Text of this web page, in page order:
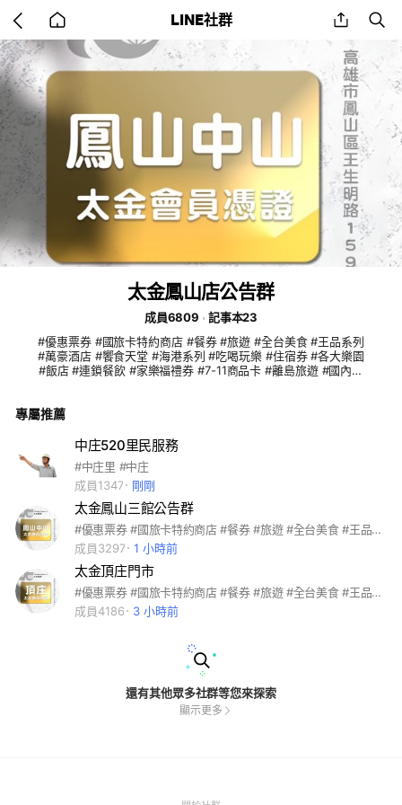
back
to
home
LINE社群 share
太金鳳山店公告群
成員6809
記事本23
#優惠票券 #國旅卡特約商店 #餐券 #旅遊 #全台美食 #王品系列
#萬豪酒店 #饗食天堂 #海港系列 #吃喝玩樂 #住宿券 #各大樂園
#飯店 #連鎖餐飲 #家樂福禮券 #7-11商品卡 #離島旅遊 #國內旅
多元支付 #全球網卡 #即買即用 #團購 #公司行號 #職工福委 #
專屬推薦
中庄520里民服務
#中庄里 #中庄
成員1347
剛剛
太金鳳山三館公告群
#優惠票券 #國旅卡特約商店 #餐券 #旅遊 #全台美食 #王品系列 #萬豪酒店 #饗食天堂 #海港系列 #吃喝玩樂 #住宿券 #各大樂園 #飯店 #連鎖餐飲 #家樂福禮券 #7-11商品卡 #離島旅遊 #國內旅遊 #機票 #船票 #小琉球 #團媽合作 #親子同樂 #電子券 #實體通路 #代訂房 #船票 #自由行 #客製化旅遊 #簽證 #KOL合作 #多元支付 #全球網卡 #即買即用 #團購 #公司行號 #職工福委 #員工聚餐 #自助餐 #福利
成員3297
1 小時前
太金頂庄門市
#優惠票券 #國旅卡特約商店 #餐券 #旅遊 #全台美食 #王品系列 #萬豪酒店 #饗食天堂 #海港系列 #吃喝玩樂 #住宿券 #各大樂園 #飯店 #連鎖餐飲 #家樂福禮券 #7-11商品卡 #離島旅遊 #國內旅遊 #機票 #船票 #小琉球 #團媽合作 #親子同樂 #電子券 #實體通路 #代訂房 #船票 #自由行 #客製化旅遊 #簽證 #KOL合作 #多元支付 #全球網卡 #即買即用 #團購 #公司行號 #職工福委 #員工聚餐 #自助餐 #福利
成員4186
3 小時前
還有其他眾多社群等您來探索
顯示更多